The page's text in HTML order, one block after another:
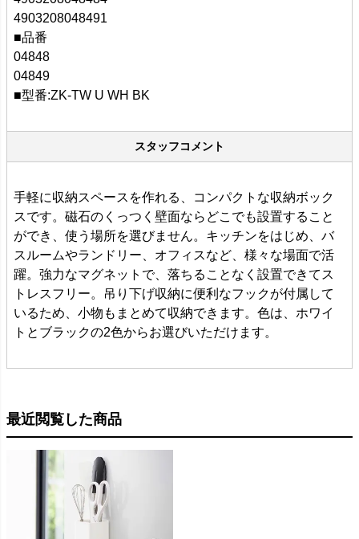
4903208048491
■品番
04848
04849
■型番:ZK-TW U WH BK
スタッフコメント
手軽に収納スペースを作れる、コンパクトな収納ボック
スです。磁石のくっつく壁面ならどこでも設置すること
ができ、使う場所を選びません。キッチンをはじめ、バ
スルームやランドリー、オフィスなど、様々な場面で活
躍。強力なマグネットで、落ちることなく設置できてス
トレスフリー。吊り下げ収納に便利なフックが付属して
いるため、小物もまとめて収納できます。色は、ホワイ
トとブラックの2色からお選びいただけます。
最近閲覧した商品